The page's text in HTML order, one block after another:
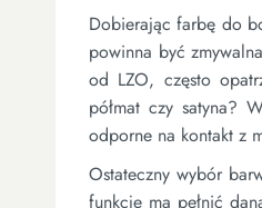
Dobierając farbę do
powinna być
od LZO, często
półmat czy satyna?
odporne na kontakt z
Ostateczny wybór
funkcje ma pełnić